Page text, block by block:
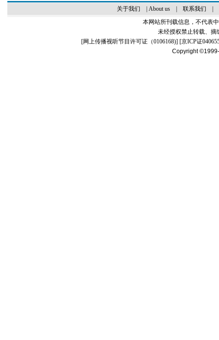
关于我们 About us| 联系我们
本网站所刊载信息，不代表
未经授权禁止转载、摘
[网上传播视听节目许可证（0106168)] [京ICP证
Copyright